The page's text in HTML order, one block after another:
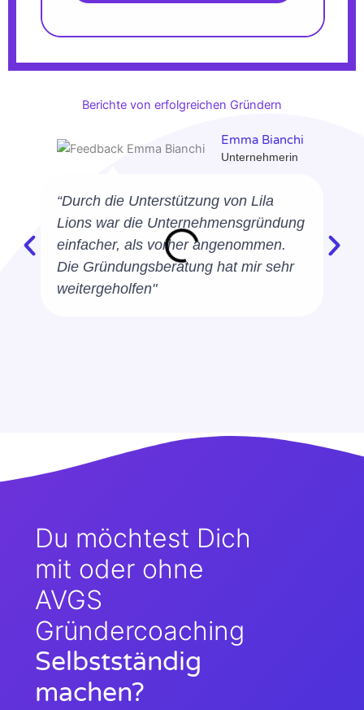
Berichte von erfolgreichen Gründern
“Durch die Unterstützung von Lila
Lions war die Unternehmensgründung
einfacher, als vorher angenommen.
Die Gründungsberatung hat mir sehr
weitergeholfen"
Emma Bianchi
Unternehmerin
Du möchtest Dich
mit oder ohne
AVGS
Gründercoaching
Selbstständig
machen?